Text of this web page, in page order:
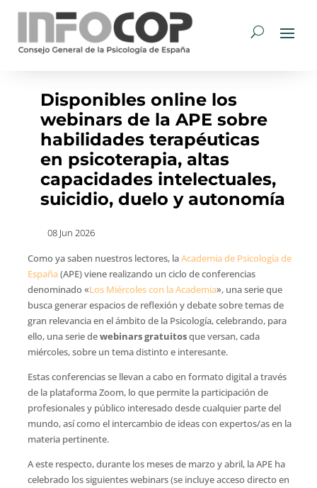
Disponibles online los
webinars de la APE sobre
habilidades terapéuticas
en psicoterapia, altas
capacidades intelectuales,
suicidio, duelo y autonomía
08 Jun 2026
Como ya saben nuestros lectores, laAcademia de Psicología de
España(APE) viene realizando un ciclo de conferencias
denominado «Los Miércoles con la Academia», una serie que
busca generar espacios de reflexión y debate sobre temas de
gran relevancia en el ámbito de la Psicología, celebrando, para
ello, una serie dewebinars gratuitosque versan, cada
miércoles, sobre un tema distinto e interesante.
Estas conferencias se llevan a cabo en formato digital a través
de la plataforma Zoom, lo que permite la participación de
profesionales y público interesado desde cualquier parte del
mundo, así como el intercambio de ideas con expertos/as en la
materia pertinente.
A este respecto, durante los meses de marzo y abril, la APE ha
celebrado los siguientes webinars (se incluye acceso directo en